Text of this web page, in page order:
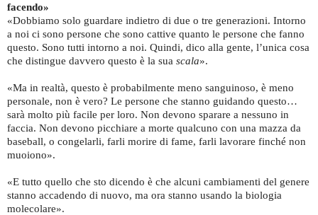
facendo»
«Dobbiamo solo guardare indietro di due o tre generazioni. Intorno
a noi ci sono persone che sono cattive quanto le persone che fanno
questo. Sono tutti intorno a noi. Quindi, dico alla gente, l’unica cosa
che distingue davvero questo è la sua scala».
«Ma in realtà, questo è probabilmente meno sanguinoso, è meno
personale, non è vero? Le persone che stanno guidando questo…
sarà molto più facile per loro. Non devono sparare a nessuno in
faccia. Non devono picchiare a morte qualcuno con una mazza da
baseball, o congelarli, farli morire di fame, farli lavorare finché non
muoiono».
«E tutto quello che sto dicendo è che alcuni cambiamenti del genere
stanno accadendo di nuovo, ma ora stanno usando la biologia
molecolare».